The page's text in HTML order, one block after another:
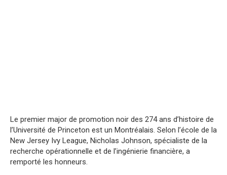
Le premier major de promotion noir des 274 ans d’histoire de
l’Université de Princeton est un Montréalais. Selon l’école de la
New Jersey Ivy League, Nicholas Johnson, spécialiste de la
recherche opérationnelle et de l’ingénierie financière, a
remporté les honneurs.